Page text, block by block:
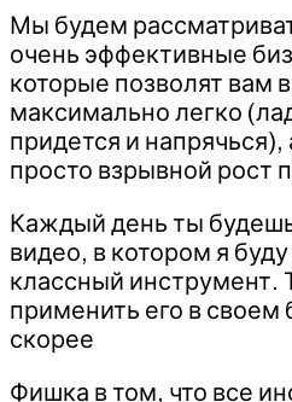
Мы будем
очень эффективные
которые позволят вам
максимально легко
придется и
просто взрывной рост
Каждый день ты
видео, в котором я
классный инструмент.
применить его в
скорее
Фишка в том, что все